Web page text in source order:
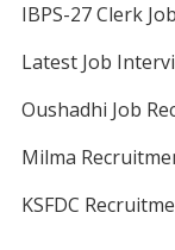
IBPS-27 Clerk
Latest Job
Oushadhi Job
Milma
KSFDC